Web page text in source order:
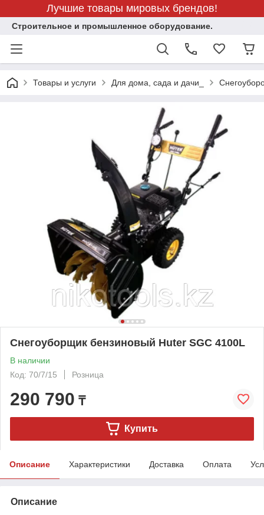
Лучшие товары мировых брендов!
Строительное и промышленное оборудование.
Товары и услуги Для дома, сада и дачи_
Снегоуборщик бензиновый Huter SGC 4100L
В наличии
Код: 70/7/15
Розница
290 790 ₸
Купить
Описание Характеристики Доставка Оплата
Описание